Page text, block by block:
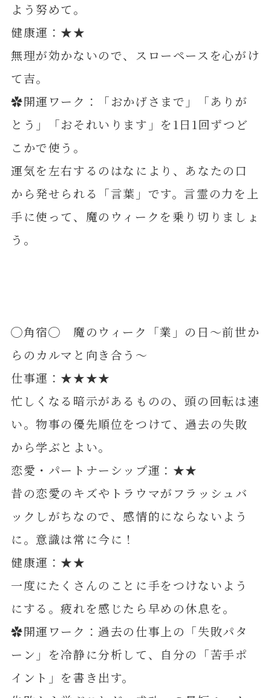
よう努めて。
健康運：★★
無理が効かないので、スローペースを心がけ
て吉。
✿開運ワーク：「おかげさまで」「ありが
とう」「おそれいります」を1日1回ずつど
こかで使う。
運気を左右するのはなにより、あなたの口
から発せられる「言葉」です。言霊の力を上
手に使って、魔のウィークを乗り切りましょ
う。
◯角宿◯ 魔のウィーク「業」の日～前世か
らのカルマと向き合う～
仕事運：★★★★
忙しくなる暗示があるものの、頭の回転は速
い。物事の優先順位をつけて、過去の失敗
から学ぶとよい。
恋愛・パートナーシップ運：★★
昔の恋愛のキズやトラウマがフラッシュバ
ックしがちなので、感情的にならないよう
に。意識は常に今に！
健康運：★★
一度にたくさんのことに手をつけないよう
にする。疲れを感じたら早めの休息を。
✿開運ワーク：過去の仕事上の「失敗パタ
ーン」を冷静に分析して、自分の「苦手ポ
イント」を書き出す。